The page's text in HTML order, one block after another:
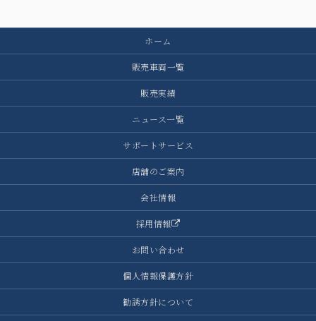
ホーム
販売車両一覧
販売実績
ニュース一覧
サポートサービス
店舗のご案内
会社情報
採用情報
お問い合わせ
個人情報保護方針
勧誘方針について